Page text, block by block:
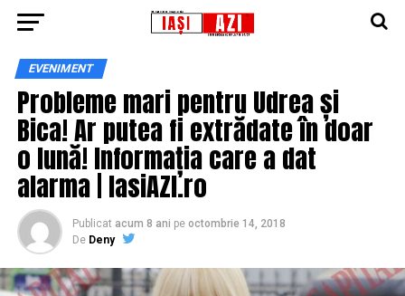
EVENIMENT
Probleme mari pentru Udrea și
Bica! Ar putea fi extrădate în doar
o lună! Informația care a dat
alarma | IasiAZI.ro
Publicat acum 8 ani pe octombrie 14, 2018
De Deny